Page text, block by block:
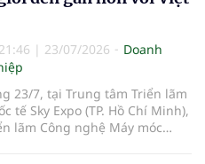
Độc lập hạng Ba vì những
tác, góp phần vào sự nghiệp
dựng chủ nghĩa xã hội và bảo
quốc.
21:46 | 23/07/2026
Doanh
23/7, tại Trung tâm Triển lãm
tế Sky Expo (TP. Hồ Chí Minh),
lãm Công nghệ Máy móc